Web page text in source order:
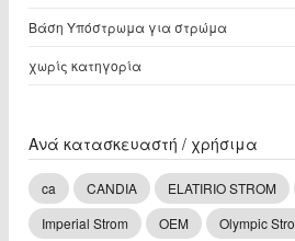
Βάση Υπόστρωμα για στρώμα
χωρίς κατηγορία
Ανά κατασκευαστή / χρήσιμα
ca CANDIA ELATIRIO STROM
Imperial Strom
OEM Olympic